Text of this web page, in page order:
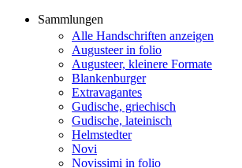
Sammlungen
Alle Handschriften anzeigen
Augusteer in folio
Augusteer, kleinere Formate
Blankenburger
Extravagantes
Gudische, griechisch
Gudische, lateinisch
Helmstedter
Novi
Novissimi in folio